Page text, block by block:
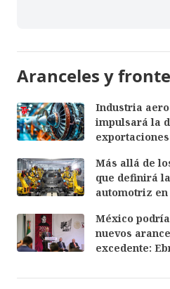
Aranceles y
Industria
impulsará la
Más allá de
que definirá
automotriz
México
nuevos
excedente: